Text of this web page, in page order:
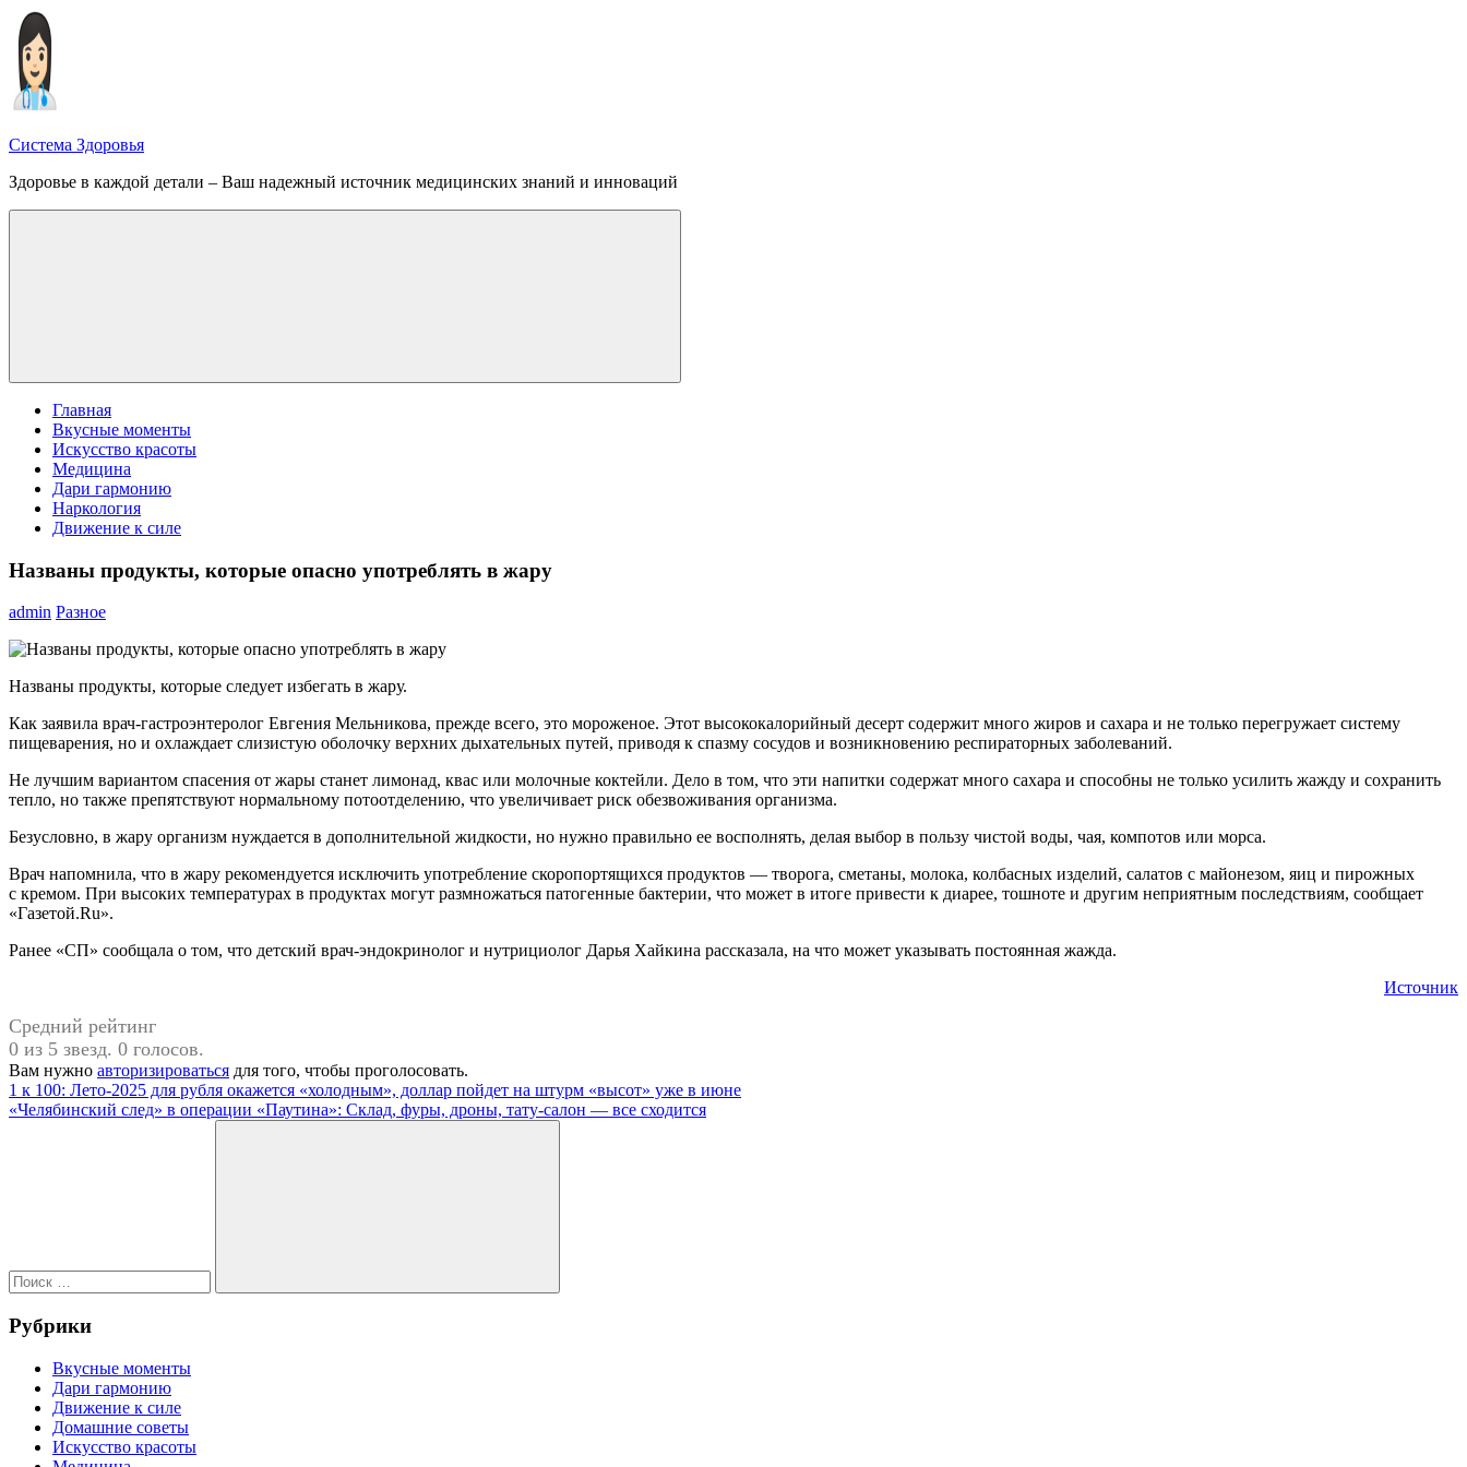
Перейти
содержимому
Система Здоровья
Здоровье в каждой детали – Ваш надежный источник медицинских знаний и инноваций
Меню
Главная
Вкусные моменты
Искусство красоты
Медицина
Дари гармонию
Наркология
Движение к силе
Названы продукты, которые опасно употреблять в жару
admin Разное
Названы продукты, которые следует избегать в жару.
Как заявила врач-гастроэнтеролог Евгения Мельникова, прежде всего, это мороженое. Этот высококалорийный десерт содержит много жиров и сахара и не только перегружает систему
пищеварения, но и охлаждает слизистую оболочку верхних дыхательных путей, приводя к спазму сосудов и возникновению респираторных заболеваний.
Не лучшим вариантом спасения от жары станет лимонад, квас или молочные коктейли. Дело в том, что эти напитки содержат много сахара и способны не только усилить жажду и сохранить
тепло, но также препятствуют нормальному потоотделению, что увеличивает риск обезвоживания организма.
Безусловно, в жару организм нуждается в дополнительной жидкости, но нужно правильно ее восполнять, делая выбор в пользу чистой воды, чая, компотов или морса.
Врач напомнила, что в жару рекомендуется исключить употребление скоропортящихся продуктов — творога, сметаны, молока, колбасных изделий, салатов с майонезом, яиц и пирожных
с кремом. При высоких температурах в продуктах могут размножаться патогенные бактерии, что может в итоге привести к диарее, тошноте и другим неприятным последствиям, сообщает
«Газетой.Ru».
Ранее «СП» сообщала о том, что детский врач-эндокринолог и нутрициолог Дарья Хайкина рассказала, на что может указывать постоянная жажда.
Источник
Средний рейтинг
0 из 5 звезд. 0 голосов.
Вам нужно авторизироваться для того, чтобы проголосовать.
#Жара
Навигация
по
Предыдущая
запись:
1 к 100: Лето-2025 для рубля окажется «холодным», доллар пойдет на штурм «высот» уже в июне
Следующая
«Челябинский след» в операции «Паутина»: Склад, фуры, дроны, тату-салон — все сходится
Поиск
Рубрики
Вкусные моменты
Дари гармонию
Движение к силе
Домашние советы
Искусство красоты